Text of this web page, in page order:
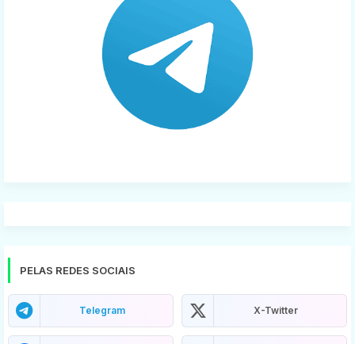
PELAS REDES SOCIAIS
Telegram X-Twitter